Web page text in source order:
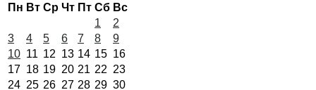
Пн Вт Ср Чт Пт Сб Вс
1
2
3
4 5 6 7 8
9
10 11 12 13 14 15 16
17 18 19 20 21 22 23
24 25 26 27 28 29 30